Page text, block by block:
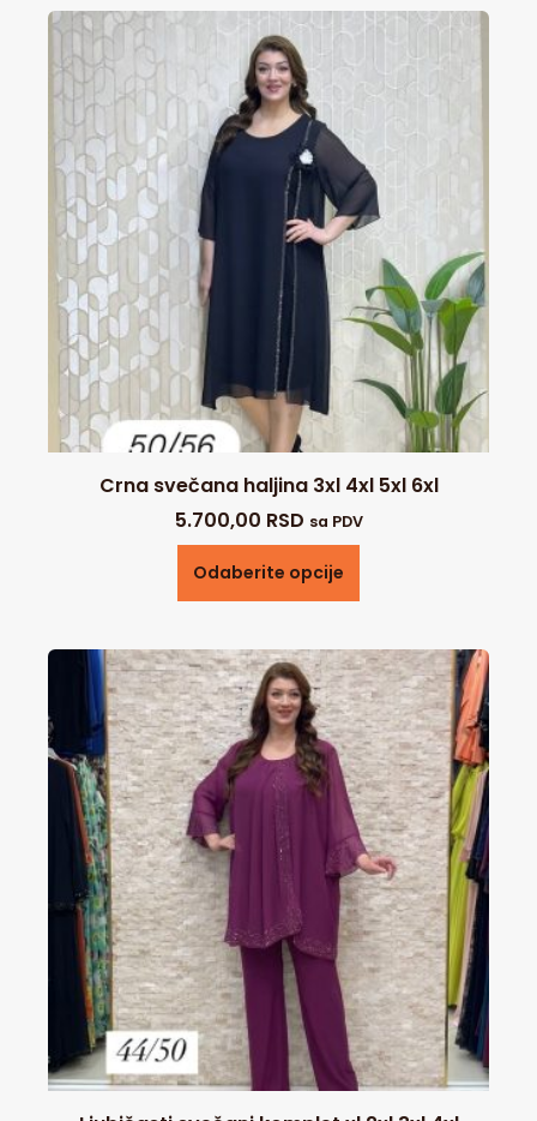
Crna svečana haljina 3xl 4xl 5xl 6xl
5.700,00 RSD sa PDV
Odaberite opcije